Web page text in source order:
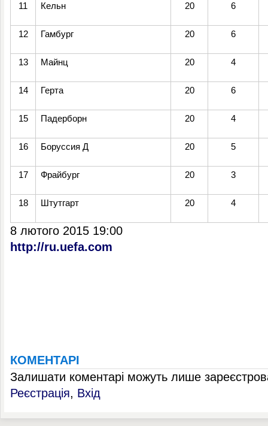
11 Кельн 20 6
12 Гамбург 20 6
13 Майнц 20 4
14 Герта 20 6
15 Падерборн 20 4
16 Боруссия Д 20 5
17 Фрайбург 20 3
18 Штутгарт 20 4
8 лютого 2015 19:00
http://ru.uefa.com
КОМЕНТАРІ
Залишати коментарі можуть лише
Реєстрація, Вхід